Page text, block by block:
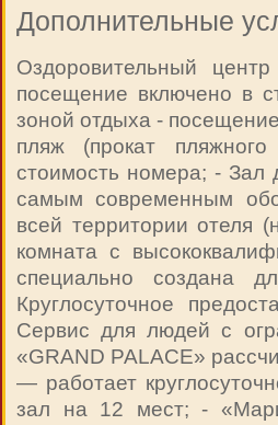
Дополнительные
Оздоровительный
посещение включено в
зоной отдыха -
пляж (прокат
стоимость номера; - Зал
самым современным
всей территории отеля
комната с
специально создана
Круглосуточное
Сервис для людей с
«GRAND PALACE»
— работает
зал на 12 мест; -